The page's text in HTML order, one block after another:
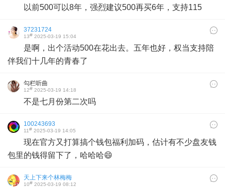
以前500可以8年，强烈建议500再买6年，支持115
37231724
13# 2025-03-19 15:04
是啊，出个活动500在花出去。五年也好，权当支持陪
伴我们十几年的青春了
勾栏听曲
12# 2025-03-19 14:18
不是七月份第二次吗
100243693
11# 2025-03-19 14:05
现在官方又打算搞个钱包福利加码，估计有不少盘友钱
包里的钱得留下了，哈哈哈😄
天上下来个林梅梅
10# 2025-03-19 08:12